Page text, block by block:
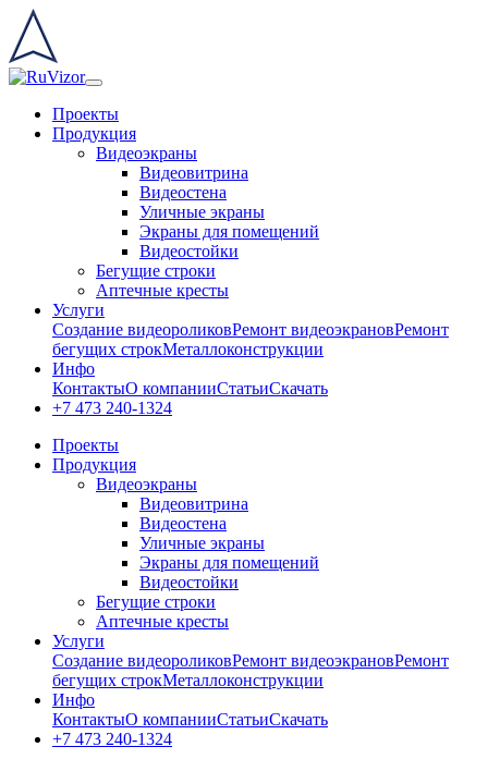
Проекты
Продукция
Видеоэкраны
Видеовитрина
Видеостена
Уличные экраны
Экраны для помещений
Видеостойки
Бегущие строки
Аптечные кресты
Услуги
Создание видеороликовРемонт видеоэкрановРемонт
бегущих строкМеталлоконструкции
Инфо
КонтактыО компанииСтатьиСкачать
+7 473 240-1324
Проекты
Продукция
Видеоэкраны
Видеовитрина
Видеостена
Уличные экраны
Экраны для помещений
Видеостойки
Бегущие строки
Аптечные кресты
Услуги
Создание видеороликовРемонт видеоэкрановРемонт
бегущих строкМеталлоконструкции
Инфо
КонтактыО компанииСтатьиСкачать
+7 473 240-1324